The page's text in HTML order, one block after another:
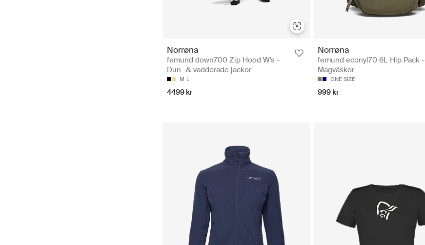
Norrøna
femund down700 Zip Hood W's -
Dun- & vadderade jackor
M L
4499 kr
Norrøna
femund econyl70 6L Hip Pack -
Magväskor
ONE SIZE
999 kr